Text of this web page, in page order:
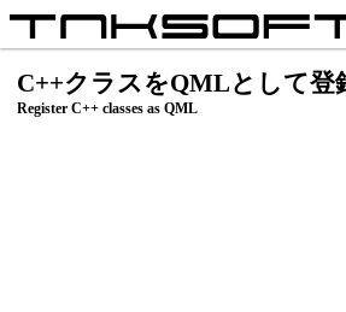
アプリ
x
C++クラスをQMLとして登
Register C++ classes as QML